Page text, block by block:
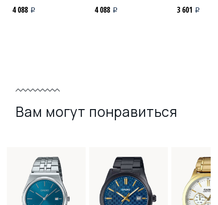
4 088 i 4 088 i 3 601 i
Вам могут понравиться